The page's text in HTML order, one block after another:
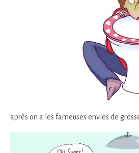
après on a les fameuses envies de